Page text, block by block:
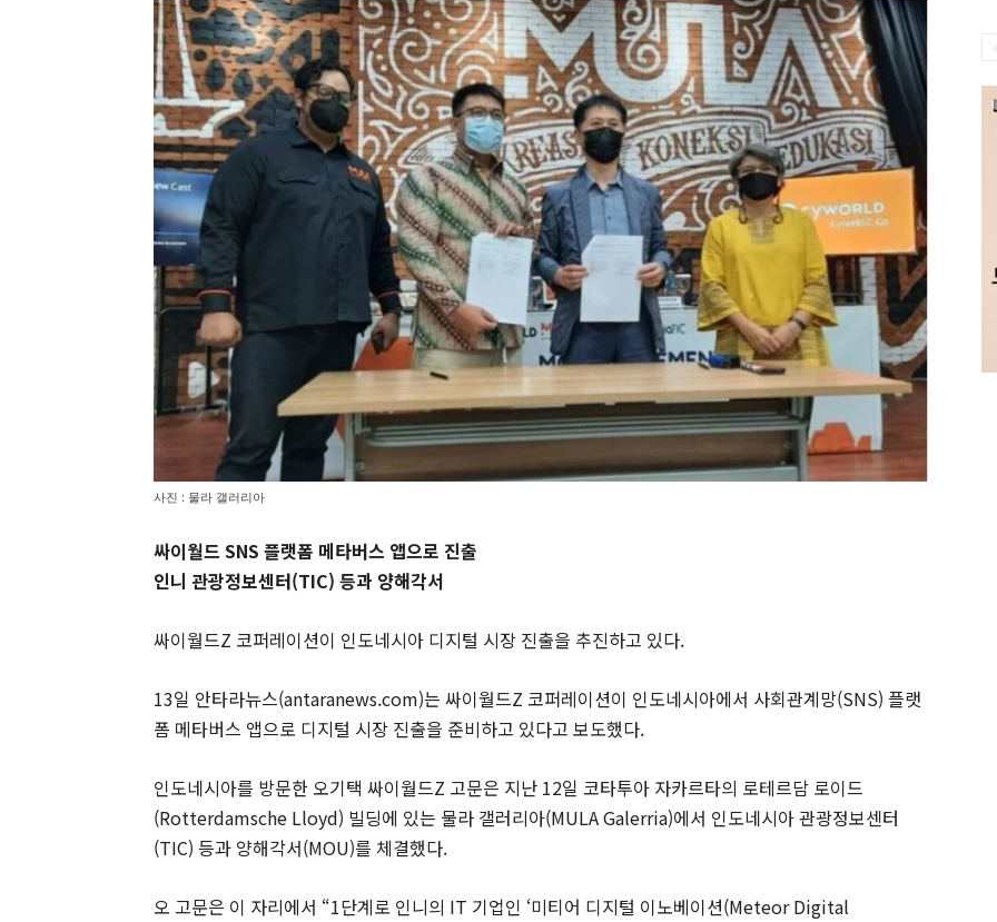
사진 : 물라 갤러리아
싸이월드 SNS 플랫폼 메타버스 앱으로 진출
인니 관광정보센터(TIC) 등과 양해각서
싸이월드Z 코퍼레이션이 인도네시아 디지털 시장 진출을 추진하고 있다.
13일 안타라뉴스(antaranews.com)는 싸이월드Z 코퍼레이션이 인도네시아에서 사회관계망(SNS) 플랫
폼 메타버스 앱으로 디지털 시장 진출을 준비하고 있다고 보도했다.
인도네시아를 방문한 오기택 싸이월드Z 고문은 지난 12일 코타투아 자카르타의 로테르담 로이드
(Rotterdamsche Lloyd) 빌딩에 있는 물라 갤러리아(MULA Galerria)에서 인도네시아 관광정보센터
(TIC) 등과 양해각서(MOU)를 체결했다.
오 고문은 이 자리에서 “1단계로 인니의 IT 기업인 ‘미티어 디지털 이노베이션(Meteor Digital